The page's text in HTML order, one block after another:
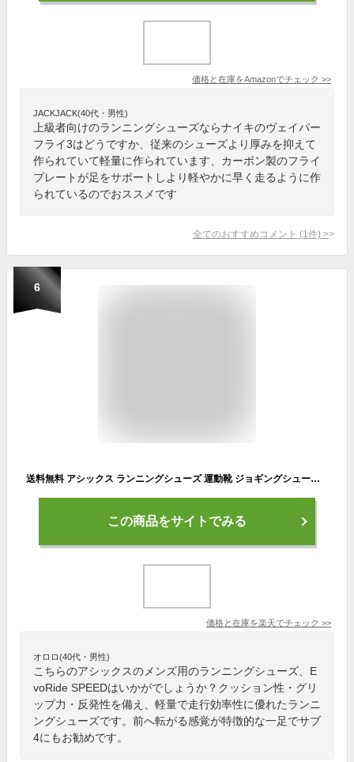
価格と在庫をAmazonでチェック >>
JACKJACK(40代・男性)
上級者向けのランニングシューズならナイキのヴェイパー
フライ3はどうですか、従来のシューズより厚みを抑えて
作られていて軽量に作られています、カーボン製のフライ
プレートが足をサポートしより軽やかに早く走るように作
られているのでおススメです
全てのおすすめコメント (1 件) >
6
送料無料 アシックス ランニングシューズ 運動靴 ジョギングシューズ メンズ asics エヴォライド スピード EVORIDE SPEED スタンダードラスト 軽量 厚底 マラソン サブ4 トレーニング 陸上 ジム 靴 男性 スポーツシューズ くつ/1011B612-
この商品をサイトでみる
価格と在庫を楽天でチェック >>
オロロ(40代・男性)
こちらのアシックスのメンズ用のランニングシューズ、E
voRide SPEEDはいかがでしょうか？クッション性・グリ
ップ力・反発性を備え、軽量で走行効率性に優れたランニ
ングシューズです。前へ転がる感覚が特徴的な一足でサブ
4にもお勧めです。